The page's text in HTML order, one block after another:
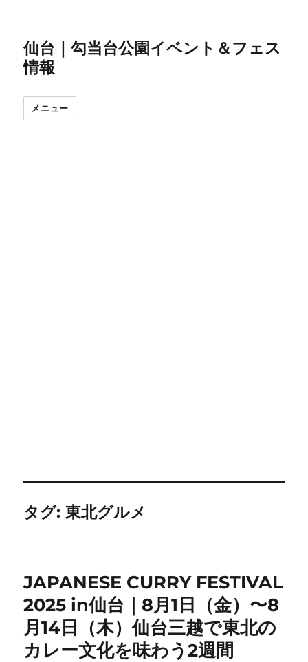
仙台｜勾当台公園イベント＆フェス
情報
メニュー
タグ:東北グルメ
JAPANESE CURRY FESTIVAL
2025 in仙台｜8月1日（金）〜8
月14日（木）仙台三越で東北の
カレー文化を味わう2週間